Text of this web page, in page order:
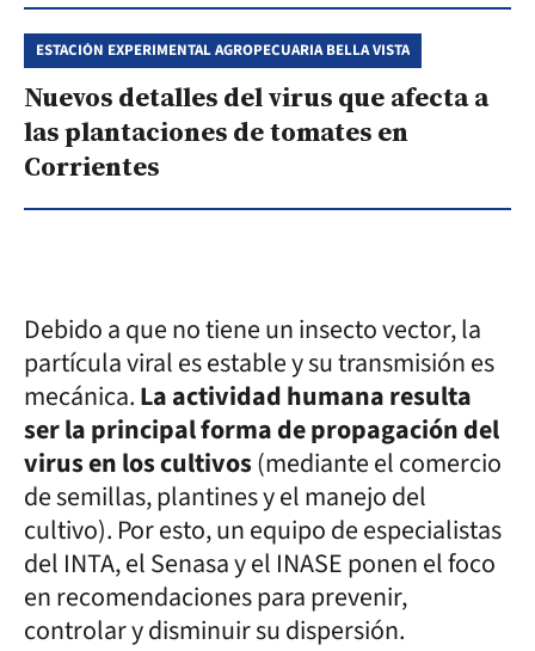
ESTACIÓN EXPERIMENTAL AGROPECUARIA BELLA VISTA
Nuevos detalles del virus que afecta a
las plantaciones de tomates en
Corrientes
Debido a que no tiene un insecto vector, la
partícula viral es estable y su transmisión es
mecánica.La actividad humana resulta
ser la principal forma de propagación del
virus en los cultivos(mediante el comercio
de semillas, plantines y el manejo del
cultivo). Por esto, un equipo de especialistas
del INTA, el Senasa y el INASE ponen el foco
en recomendaciones para prevenir,
controlar y disminuir su dispersión.